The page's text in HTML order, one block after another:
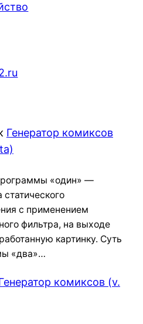
Генератор комиксов
«один» —
статического
с применением
фильтра, на выходе
картинку. Суть
«два»…
комиксов (v.